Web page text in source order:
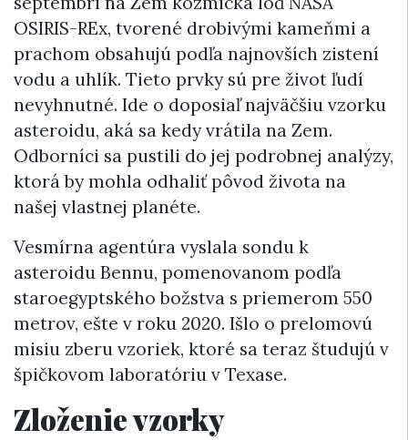
OSIRIS-REx, tvorené drobivými kameňmi a
prachom obsahujú podľa najnovších zistení
vodu a uhlík. Tieto prvky sú pre život ľudí
nevyhnutné. Ide o doposiaľ najväčšiu vzorku
asteroidu, aká sa kedy vrátila na Zem.
Odborníci sa pustili do jej podrobnej analýzy,
ktorá by mohla odhaliť pôvod života na
našej vlastnej planéte.
Vesmírna agentúra vyslala sondu k
asteroidu Bennu, pomenovanom podľa
staroegyptského božstva s priemerom 550
metrov, ešte v roku 2020. Išlo o prelomovú
misiu zberu vzoriek, ktoré sa teraz študujú v
špičkovom laboratóriu v Texase.
Zloženie vzorky